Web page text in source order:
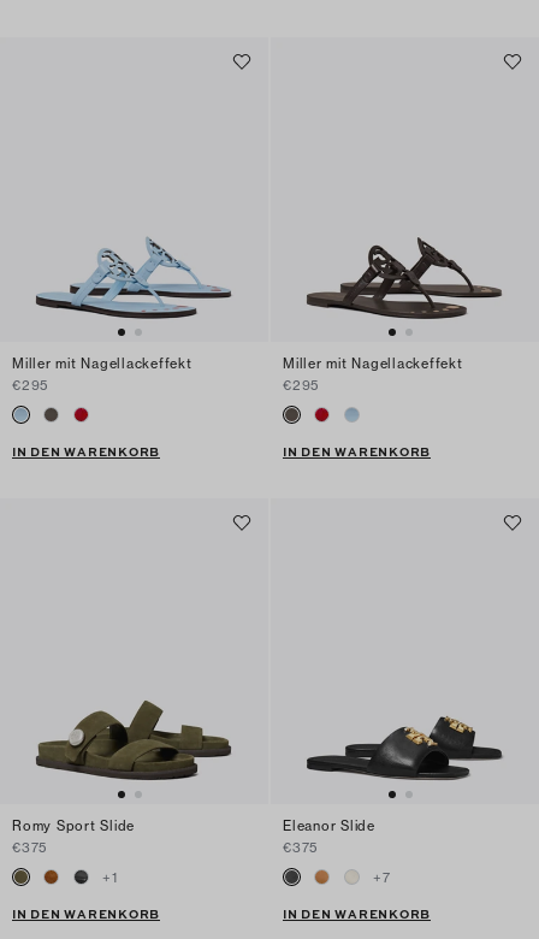
Miller mit Nagellackeffekt
€295
IN DEN WARENKORB
Miller mit Nagellackeffekt
€295
IN DEN WARENKORB
Romy Sport Slide
€375
+1
IN DEN WARENKORB
Eleanor Slide
€375
+7
IN DEN WARENKORB